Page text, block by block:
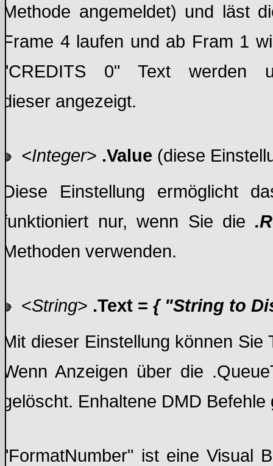
Methode angemeldet) und läst
Frame 4 laufen und ab Fram 1
"CREDITS 0" Text werden
dieser angezeigt.
<Integer> .Value (diese
Diese Einstellung ermöglicht
funktioniert nur, wenn Sie die
Methoden verwenden.
<String> .Text ={ "String to
Mit dieser Einstellung können
Wenn Anzeigen über die
gelöscht. Enhaltene DMD
"FormatNumber" ist eine Visual